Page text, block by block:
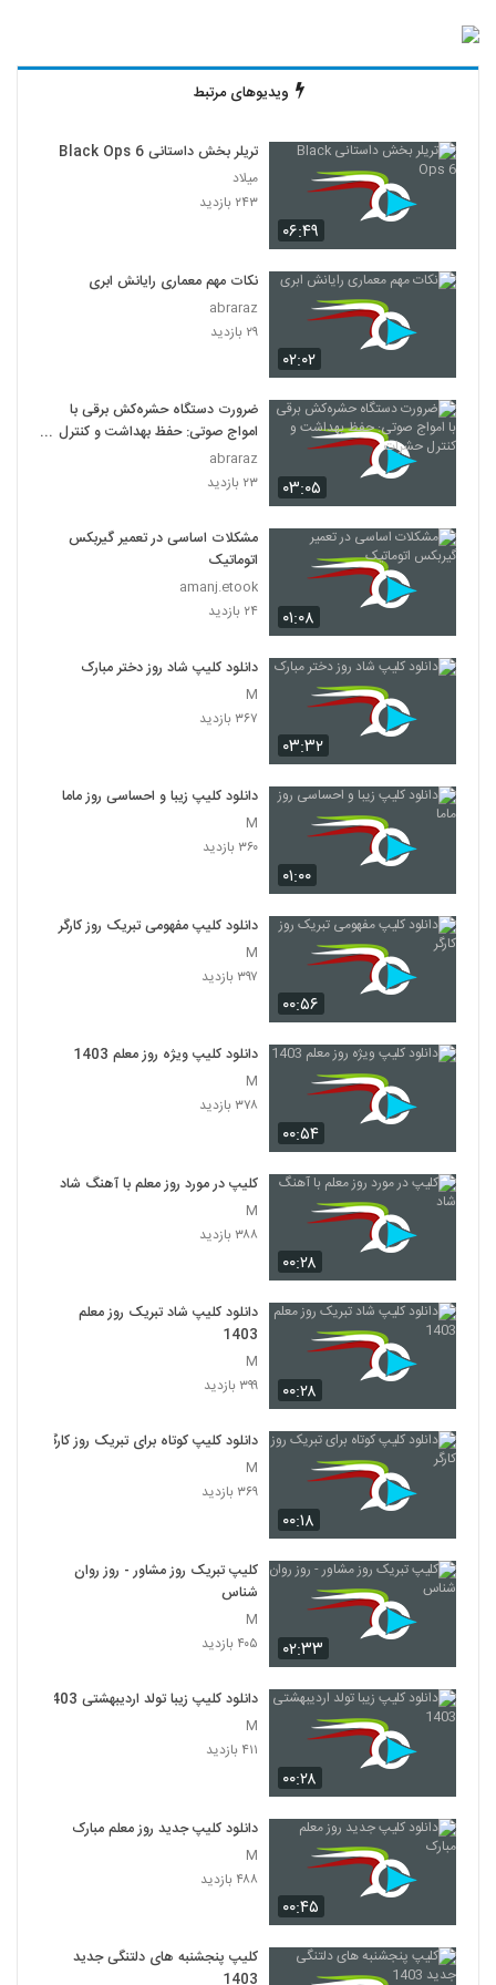
ویدیوهای مرتبط
۰۶:۴۹
تریلر بخش داستانی Black Ops 6
میلاد
۲۴۳ بازدید
۰۲:۰۲
نکات مهم معماری رایانش ابری
abraraz
۲۹ بازدید
۰۳:۰۵
ضرورت دستگاه حشره‌کش برقی با
امواج صوتی: حفظ بهداشت و کنترل
حشرات
abraraz
۲۳ بازدید
۰۱:۰۸
مشکلات اساسی در تعمیر گیربکس
اتوماتیک
amanj.etook
۲۴ بازدید
۰۳:۳۲
دانلود کلیپ شاد روز دختر مبارک
M
۳۶۷ بازدید
۰۱:۰۰
دانلود کلیپ زیبا و احساسی روز ماما
M
۳۶۰ بازدید
۰۰:۵۶
دانلود کلیپ مفهومی تبریک روز کارگر
M
۳۹۷ بازدید
۰۰:۵۴
دانلود کلیپ ویژه روز معلم 1403
M
۳۷۸ بازدید
۰۰:۲۸
کلیپ در مورد روز معلم با آهنگ شاد
M
۳۸۸ بازدید
۰۰:۲۸
دانلود کلیپ شاد تبریک روز معلم
1403
M
۳۹۹ بازدید
۰۰:۱۸
دانلود کلیپ کوتاه برای تبریک روز کارگر
M
۳۶۹ بازدید
۰۲:۳۳
کلیپ تبریک روز مشاور - روز روان
شناس
M
۴۰۵ بازدید
۰۰:۲۸
دانلود کلیپ زیبا تولد اردیبهشتی 1403
M
۴۱۱ بازدید
۰۰:۴۵
دانلود کلیپ جدید روز معلم مبارک
M
۴۸۸ بازدید
کلیپ پنجشنبه های دلتنگی جدید
1403